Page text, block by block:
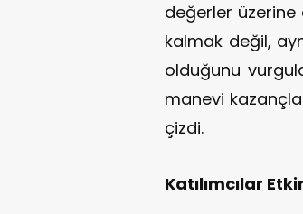
değerler üzerine
kalmak değil,
olduğunu
manevi
çizdi.
Katılımcılar